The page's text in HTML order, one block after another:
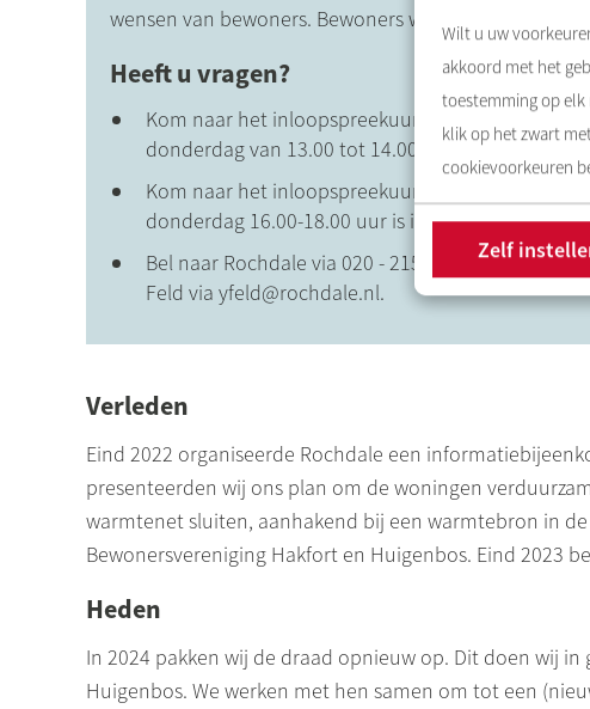
Wilt u uw
akkoord met het
toestemming op elk
klik op het zwart
cookievoorkeuren
Zelf
wensen van bewoners. Bewoners worden op de
Heeft u vragen?
Kom naar het inloopspreekuur van de
donderdag van 13.00 tot 14.00 uur of vrijdag
Kom naar het inloopspreekuur van de
donderdag 16.00-18.00 uur is in 't Glazen Huis,
Bel naar Rochdale via 020 - 215 0000 en vraag
Feld via yfeld@rochdale.nl.
Verleden
Eind 2022 organiseerde Rochdale een
presenteerden wij ons plan om de woningen
warmtenet sluiten, aanhakend bij een warmtebron in
Bewonersvereniging Hakfort en Huigenbos. Eind 2023
Heden
In 2024 pakken wij de draad opnieuw op. Dit doen wij
Huigenbos. We werken met hen samen om tot een